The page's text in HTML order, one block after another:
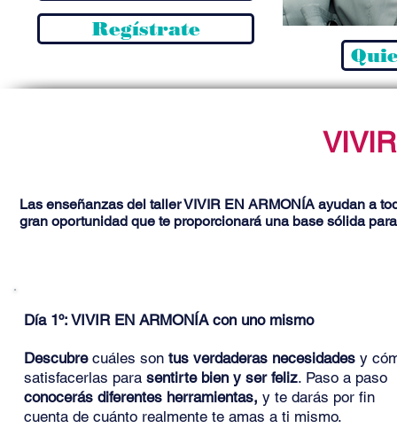
Regístrate
Las enseñanzas del taller VIVIR EN ARMONÍA ayudan a
gran oportunidad que te proporcionará una base sólida
Día 1º: VIVIR EN ARMONÍA con uno mismo
Descubrecuáles son tus verdaderas necesidades y
satisfacerlas para sentirte bien y ser feliz. Paso a paso
conocerás diferentes herramientas, y te darás por fin
cuenta de cuánto realmente te amas a ti mismo.